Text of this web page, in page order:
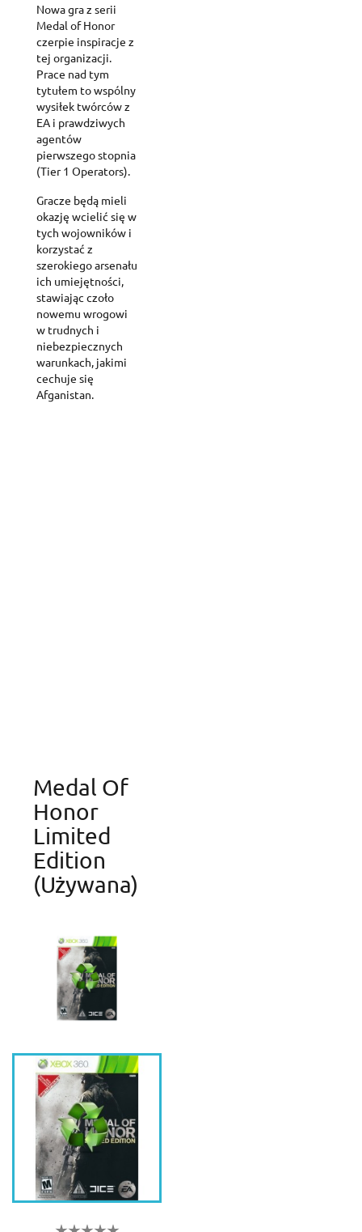
Nowa gra z serii
Medal of Honor
czerpie inspiracje z
tej organizacji.
Prace nad tym
tytułem to wspólny
wysiłek twórców z
EA i prawdziwych
agentów
pierwszego stopnia
(Tier 1 Operators).
Gracze będą mieli
okazję wcielić się w
tych wojowników i
korzystać z
szerokiego arsenału
ich umiejętności,
stawiając czoło
nowemu wrogowi
w trudnych i
niebezpiecznych
warunkach, jakimi
cechuje się
Afganistan.
Medal Of
Honor
Limited
Edition
(używana)